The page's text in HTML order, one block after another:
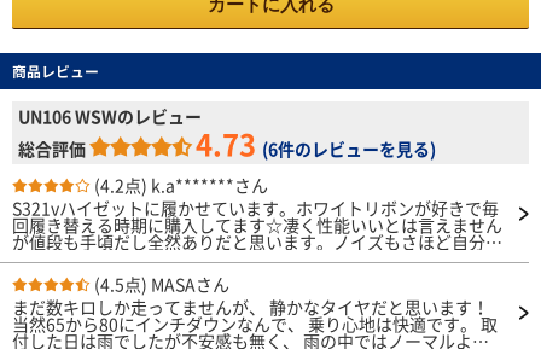
カートに入れる
商品レビュー
UN106 WSWのレビュー
総合評価
4.73 (6件のレビューを見る)
(4.2点) k.a*******さん
S321vハイゼットに履かせています。ホワイトリボンが好きで毎
回履き替える時期に購入してます☆凄く性能いいとは言えません
が値段も手頃だし全然ありだと思います。ノイズもさほど自分は
気になりません(^^)
(4.5点) MASAさん
まだ数キロしか走ってませんが、 静かなタイヤだと思います！
当然65から80にインチダウンなんで、 乗り心地は快適です。 取
付した日は雨でしたが不安感も無く、 雨の中ではノーマルより